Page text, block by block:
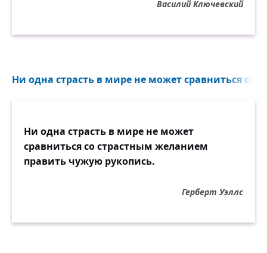
Василий Ключевский
Ни одна страсть в мире не может сравниться со
Ни одна страсть в мире не может
сравниться со страстным желанием
править чужую рукопись.
Герберт Уэллс